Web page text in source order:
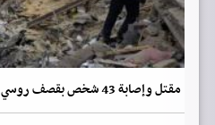
مقتل وإصابة 43 شخص بقصف روسي على مناطق في أوكرانيا.